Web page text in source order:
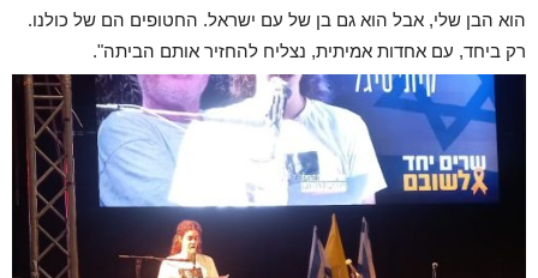
הוא הבן שלי, אבל הוא גם בן של עם ישראל. החטופים הם של כולנו.
רק ביחד, עם אחדות אמיתית, נצליח להחזיר אותם הביתה".